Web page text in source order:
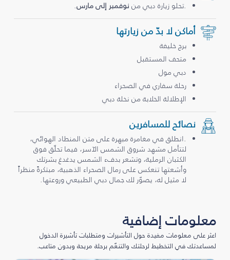
.تحلو زيارة دبي من نوفمبر إلى مارس.
أماكن لا بدّ من زيارتها
برج خليفة
متحف المستقبل
دبي مول
رحلة سفاري في الصحراء
الإطلالة الخلابة من نخلة دبي
نصائح للمسافرين
.انطلق في مغامرة مبهرة على متن المنطاد الهوائي،
لتتأمل مشهد شروق الشمس الآسر، فيما تحلّق فوق
الكثبان الرملية، وتشعر بدفء الشمس يدغدغ بشرتك
وأشعتها تنعكس على رمال الصحراء الذهبية، مبتكرةً منظراً
لا مثيل له، يصوّر لك جمال دبي الطبيعي وروعتها.
معلومات إضافية
اعثر على معلومات مفيدة حول التأشيرات ومتطلبات تأشيرة الدخول
لمساعدتك في التخطيط لرحلتك والتنعّم برحلة مريحة وبدون متاعب.